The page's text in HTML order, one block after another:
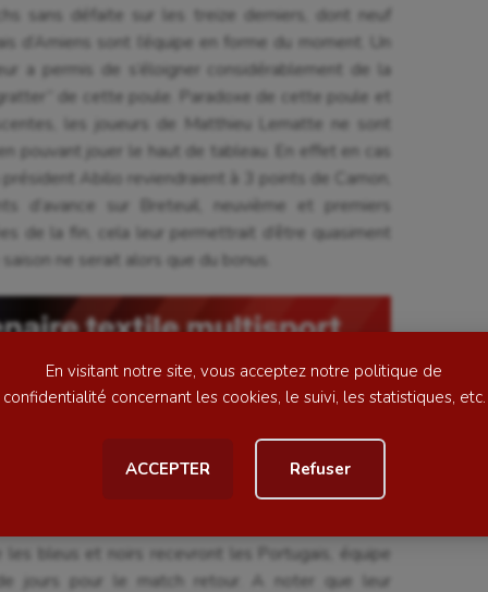
En visitant notre site, vous acceptez notre politique de
confidentialité concernant les cookies, le suivi, les statistiques, etc.
ACCEPTER Refuser
Korfbal
Longue paume
Moto
Natation artistique
Outdoor
Parkour
sans défaite sur les treize derniers, dont neuf
d’Amiens sont l’équipe en forme du moment. Un
a permis de s’éloigner considérablement de la
de cette poule. Paradoxe de cette poule et
les joueurs de Matthieu Lematte ne sont
pouvant jouer le haut de tableau. En effet en cas
Abilio reviendraient à 3 points de Camon,
d’avance sur Breteuil, neuvième et premiers
de la fin, cela leur permettrait d’être quasiment
ne serait alors que du bonus.
promue en Ligue 2, n’est pas encore sauvé. Avec
retard, le club de l’Oise doit prendre des points.
sur la pelouse de Camon avec une première mi-
compliquée physiquement, Chambly a ensuite
C’est donc avec une certaine confiance et un
bleus et noirs recevront les Portugais, équipe
jours pour le match retour. A noter que leur